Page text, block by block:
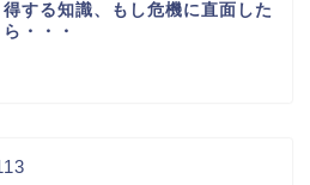
得する知識、もし危機に直面した
ら・・・